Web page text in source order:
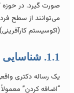
گیرد. در حوزه
از سطح فردی
کارآفرینی) را
رساله دکتری واقعی
کردن” معمولاً